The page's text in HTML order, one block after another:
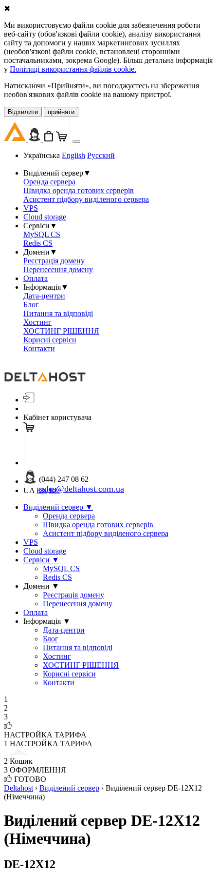
✖
Ми використовуємо файли cookie для забезпечення роботи
веб-сайту (обов'язкові файли cookie), аналізу використання
сайту та допомоги у наших маркетингових зусиллях
(необов'язкові файли cookie, встановлені сторонніми
постачальниками, зокрема Google). Більш детальна інформація
у Політиці використання файлів cookie.
Натискаючи «Прийняти», ви погоджуєтесь на збереження
необов'язкових файлів cookie на вашому пристрої.
Відхилити прийняти
Українська English Русский
Виділений сервер▼
Оренда сервера
Швидка оренда готових серверів
Асистент підбору виділеного сервера
VPS
Cloud storage
Сервіси ▼
MySQL CS
Redis CS
Домени ▼
Реєстрація домену
Перенесення домену
Оплата
Інформація▼
Дата-центри
Блог
Питання та відповіді
Хостинг
ХОСТИНГ РІШЕННЯ
Корисні сервіси
Контакти
Кабінет користувача
(044) 247 08 62
sales@deltahost.com.ua
UA EN RU
Виділений сервер ▼
Оренда сервера
Швидка оренда готових серверів
Асистент підбору виділеного сервера
VPS
Cloud storage
Сервіси ▼
MySQL CS
Redis CS
Домени ▼
Реєстрація домену
Перенесення домену
Оплата
Інформація ▼
Дата-центри
Блог
Питання та відповіді
Хостинг
ХОСТИНГ РІШЕННЯ
Корисні сервіси
Контакти
1
2
3
НАСТРОЙКА ТАРИФА
1 НАСТРОЙКА ТАРИФА
2 Кошик
3 ОФОРМЛЕННЯ
ГОТОВО
Deltahost › Виділений сервер › Виділений сервер DE-12X12
(Німеччина)
Виділений сервер DE-12X12
(Німеччина)
DE-12X12